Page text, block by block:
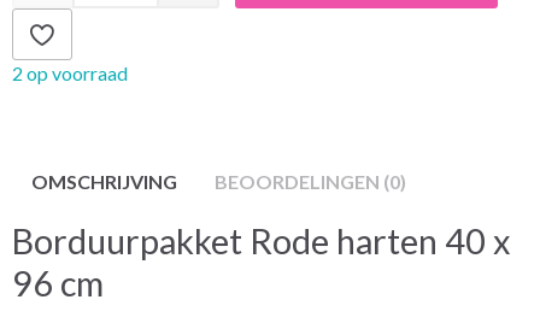
2 op voorraad
OMSCHRIJVING BEOORDELINGEN (0)
Borduurpakket Rode harten 40 x
96 cm